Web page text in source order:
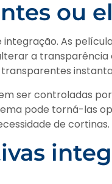
ou
As
a transparência
ser controladas
pode torná-las
de cortinas.